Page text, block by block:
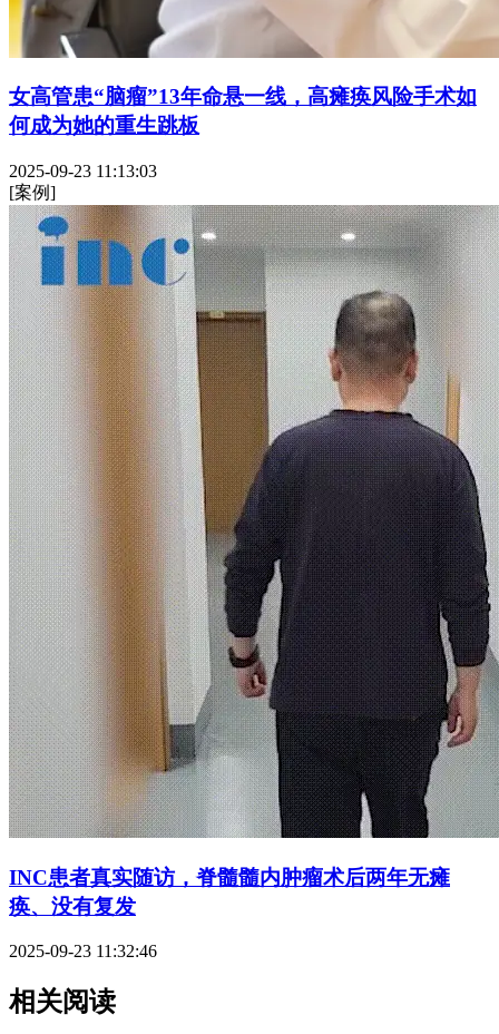
女高管患“脑瘤”13年命悬一线，高瘫痪风险手术如
何成为她的重生跳板
2025-09-23 11:13:03
[案例]
INC患者真实随访，脊髓髓内肿瘤术后两年无瘫
痪、没有复发
2025-09-23 11:32:46
相关阅读